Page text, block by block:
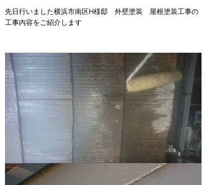
先日行いました横浜市南区H様邸 外壁塗装 屋根塗装工事の
工事内容をご紹介します